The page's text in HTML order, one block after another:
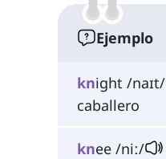
Ejemplo
knight /naɪt/
caballero
knee /niː/